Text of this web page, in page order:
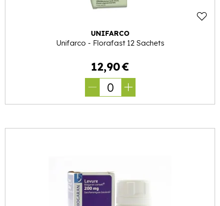
UNIFARCO
Unifarco - Florafast 12 Sachets
12,90€
0